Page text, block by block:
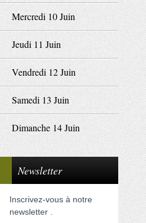
Mercredi 10 Juin
Jeudi 11 Juin
Vendredi 12 Juin
Samedi 13 Juin
Dimanche 14 Juin
Newsletter
Inscrivez-vous à notre
newsletter .